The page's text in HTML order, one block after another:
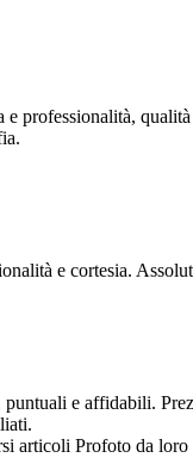
e professionalità,
e cortesia.
puntuali e affidabili.
articoli Profoto da loro